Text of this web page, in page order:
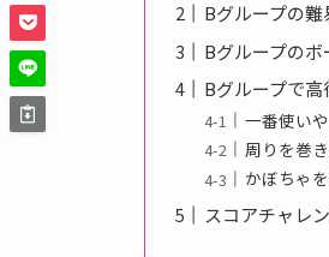
Bグループの難
Bグループの
Bグループで
一番使い
周りを巻
かぼちゃ
スコアチャレ